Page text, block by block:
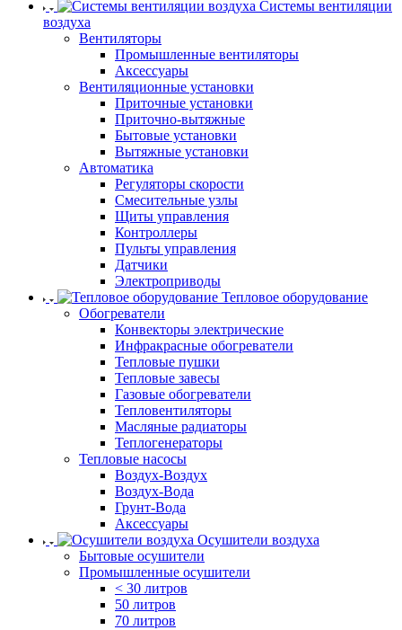
Системы вентиляции
воздуха
Вентиляторы
Промышленные вентиляторы
Аксессуары
Вентиляционные установки
Приточные установки
Приточно-вытяжные
Бытовые установки
Вытяжные установки
Автоматика
Регуляторы скорости
Смесительные узлы
Щиты управления
Контроллеры
Пульты управления
Датчики
Электроприводы
Тепловое оборудование
Обогреватели
Конвекторы электрические
Инфракрасные обогреватели
Тепловые пушки
Тепловые завесы
Газовые обогреватели
Тепловентиляторы
Масляные радиаторы
Теплогенераторы
Тепловые насосы
Воздух-Воздух
Воздух-Вода
Грунт-Вода
Аксессуары
Осушители воздуха
Бытовые осушители
Промышленные осушители
< 30 литров
50 литров
70 литров